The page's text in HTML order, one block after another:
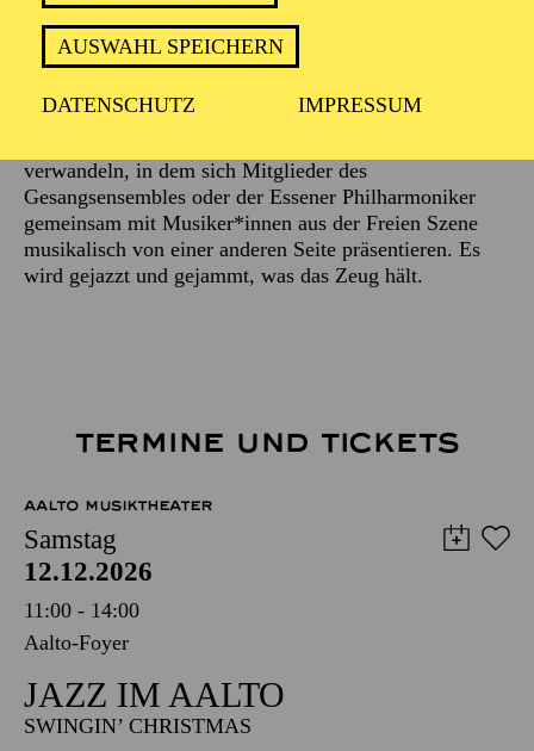
AUSWAHL SPEICHERN
DATENSCHUTZ IMPRESSUM
Beschreibung
unterschiedliche Orte des Aalto-Theaters ein paar Mal
verwandeln, in dem sich Mitglieder des
Gesangsensembles oder der Essener Philharmoniker
gemeinsam mit Musiker*innen aus der Freien Szene
musikalisch von einer anderen Seite präsentieren. Es
wird gejazzt und gejammt, was das Zeug hält.
TERMINE UND TICKETS
AALTO MUSIKTHEATER
Samstag
12.12.2026
11:00 - 14:00
Aalto-Foyer
JAZZ IM AALTO
SWINGIN’ CHRISTMAS